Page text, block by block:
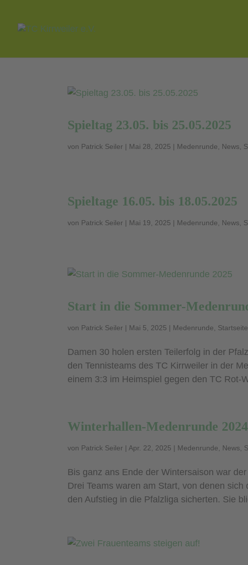
Spieltag 23.05. bis 25.05.2025
von Patrick Seiler | Mai 28, 2025 | Medenrunde News
Spieltage 16.05. bis 18.05.2025
von Patrick Seiler | Mai 19, 2025 | Medenrunde News
Start in die Sommer-
von Patrick Seiler | Mai 5, 2025 | Medenrunde Startseite
Damen 30 holen ersten Teilerfolg in der
den Tennisteams des TC Kirrweiler in der
einem 3:3 im Heimspiel gegen den TC Rot-
Winterhallen-Medenrunde
von Patrick Seiler | Apr. 22, 2025 | Medenrunde News
Bis ganz ans Ende der Wintersaison war
Drei Teams waren am Start, von denen
den Aufstieg in die Pfalzliga sicherten. Sie